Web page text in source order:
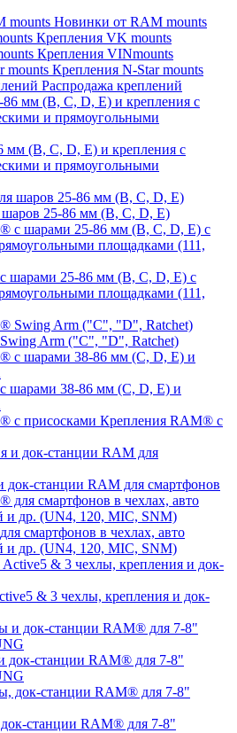
Новинки от RAM mounts
Крепления VK mounts
Крепления VINmounts
Крепления N-Star mounts
Распродажа креплений
(B, C, D, E) и крепления с
и прямоугольными
25-86 мм (B, C, D, E)
шарами 25-86 мм (B, C, D, E) с
площадками (111,
Arm ("C", "D", Ratchet)
шарами 38-86 мм (C, D, E) и
Крепления RAM® с
док-станции RAM для смартфонов
смартфонов в чехлах, авто
и др. (UN4, 120, MIC, SNM)
& 3 чехлы, крепления и док-
док-станции RAM® для 7-8"
станции RAM® для 7-8"